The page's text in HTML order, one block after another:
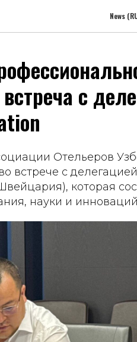
News
с
Отельеров
встрече с
которая
науки и